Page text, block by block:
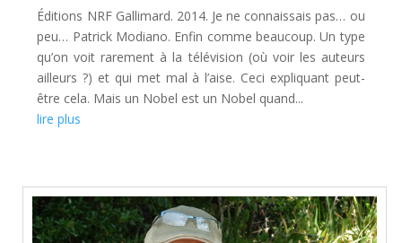
Éditions NRF Gallimard. 2014. Je ne connaissais pas… ou
peu… Patrick Modiano. Enfin comme beaucoup. Un type
qu’on voit rarement à la télévision (où voir les auteurs
ailleurs ?) et qui met mal à l’aise. Ceci expliquant peut-
être cela. Mais un Nobel est un Nobel quand...
lire plus